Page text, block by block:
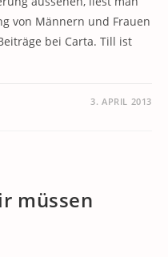
von Männern und Frauen
bei Carta. Till ist
3. APRIL 2013
müssen